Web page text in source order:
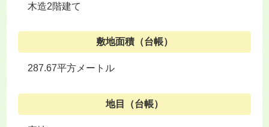
木造2階建て
敷地面積（台帳）
287.67平方メートル
地目（台帳）